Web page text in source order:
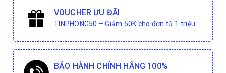
VOUCHER ƯU ĐÃI
TINPHONG50 – Giảm 50K cho đơn từ 1 triệu
BẢO HÀNH CHÍNH HÃNG 100%